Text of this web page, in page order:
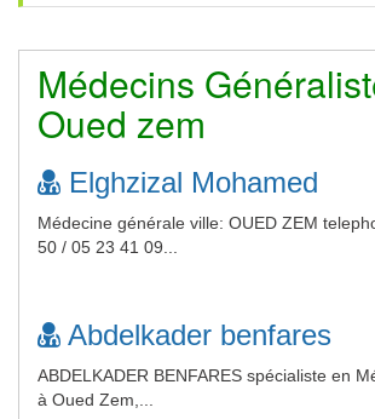
Médecins
Oued zem
Elghzizal Mohamed
Médecine générale ville: OUED ZEM
50 / 05 23 41 09...
Abdelkader benfares
ABDELKADER BENFARES spécialiste en
à Oued Zem,...